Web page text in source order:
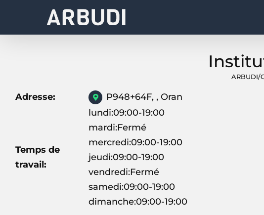
content
ARBUDI/
Adresse: P948+64F, , Oran
Temps de
travail:
lundi:09:00-19:00
mardi:Fermé
mercredi:09:00-19:00
jeudi:09:00-19:00
vendredi:Fermé
samedi:09:00-19:00
dimanche:09:00-19:00